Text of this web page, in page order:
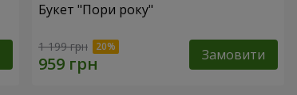
Букет "Пори року"
1 199 грн Замовити